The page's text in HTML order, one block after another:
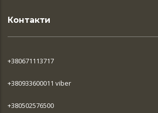
Контакти
+380671113717
+380933600011 viber
+380502576500